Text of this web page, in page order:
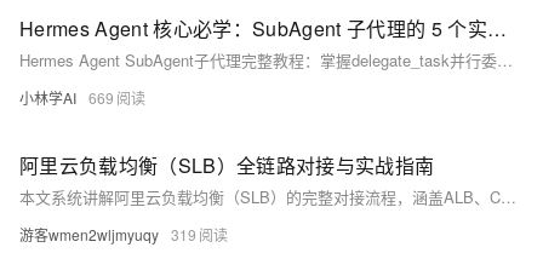
Hermes Agent 核心必学：SubAgent 子代理的 5 个实战技巧，多任务处理效率翻倍
Hermes Agent SubAgent子代理完整教程：掌握delegate_task并行委派、上下文隔离与多任务处理核心能力，提升开发效率。
小林学AI 669
阿里云负载均衡（SLB）全链路对接与实战指南
本文系统讲解阿里云负载均衡（SLB）的完整对接流程，涵盖ALB、CLB、NLB三大产品选型、核心原理、实例创建、服务器组配置、监听设置、健康检查、会话保持、安全加固、性能优化及常见问题排查。从基础概念到高阶配置，结合实操步骤与代码示例，帮助用户快速掌握SLB对接ECS、IDC、函数计算等后端服务的方法，实现高可用、高性能的流量分发架构。
游客wmen2wljmyuqy 319